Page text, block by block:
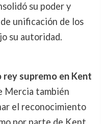
su poder y
unificación de los
su autoridad.
supremo en Kent
Mercia también
el reconocimiento